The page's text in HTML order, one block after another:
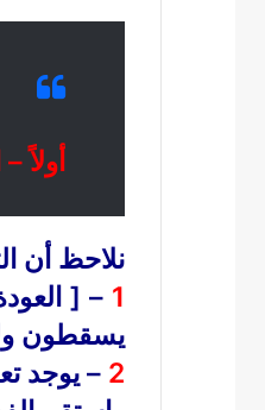
أولاً
نلاحظ أن
1
– [
يسقطون ولا
2 – يوجد